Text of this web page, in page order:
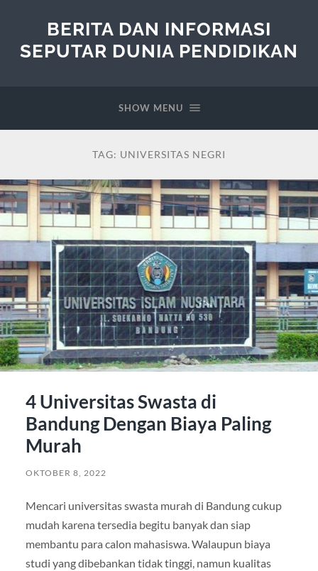
BERITA DAN INFORMASI
SEPUTAR DUNIA PENDIDIKAN
SHOW MENU
TAG: UNIVERSITAS NEGRI
4 Universitas Swasta di
Bandung Dengan Biaya Paling
Murah
OKTOBER 8, 2022
Mencari universitas swasta murah di Bandung cukup
mudah karena tersedia begitu banyak dan siap
membantu para calon mahasiswa. Walaupun biaya
studi yang dibebankan tidak tinggi, namun kualitas